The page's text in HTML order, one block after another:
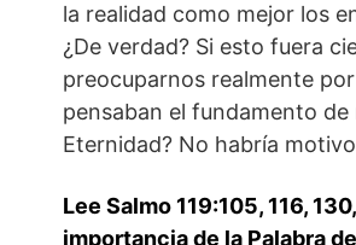
la realidad como mejor los
¿De verdad? Si esto fuera
preocuparnos realmente
pensaban el fundamento
Eternidad? No habría
Lee Salmo 119:105, 116,
importancia de la Palabra